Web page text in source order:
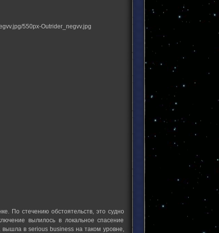
По стечению обстоятельств, это судно
вылилось в локальное спасение
в serious business на таком уровне,